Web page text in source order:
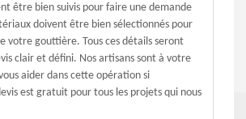
être bien suivis pour faire une demande
doivent être bien sélectionnés pour
votre gouttière. Tous ces détails seront
clair et défini. Nos artisans sont à votre
aider dans cette opération si
est gratuit pour tous les projets qui nous